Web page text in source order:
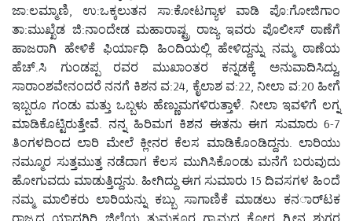
ಜಾ:ಲಮ್ಮಾಣಿ, ಉ:ಒಕ್ಕಲುತನ ಸಾ:ಕೋಟಗ್ಯಾಳ ವಾಡಿ ಪೊ:ಗೋಜಿಗಾಂ
ತಾ:ಮುಖ್ಖೆಡ ಜಿ:ನಾಂದೇಡ ಮಹಾರಾಷ್ಟ್ರ ರಾಜ್ಯ ಇವರು ಪೊಲೀಸ್ ಠಾಣೆಗೆ
ಹಾಜರಾಗಿ ಹೇಳಿಕೆ ಫಿರ್ಯಾಧಿ ಹಿಂದಿಯಲ್ಲಿ ಹೇಳಿದ್ದನ್ನು ನಮ್ಮ ಠಾಣೆಯ
ಹೆಚ್.ಸಿ ಗುಂಡಪ್ಪ ರವರ ಮುಖಾಂತರ ಕನ್ನಡಕ್ಕೆ ಅನುವಾದಿಸಿದ್ದು,
ಸಾರಾಂಶವೇನಂದರೆ ನನಗೆ ಕಿಶನ ವ:24, ಕೈಲಾಶ ವ:22, ನೀಲಾ ವ:20 ಹೀಗೆ
ಇಬ್ಬರೂ ಗಂಡು ಮತ್ತು ಒಬ್ಬಳು ಹೆಣ್ಣುಮಗಳಿರುತ್ತಾಳೆ. ನೀಲಾ ಇವಳಿಗೆ ಲಗ್ನ
ಮಾಡಿಕೊಟ್ಟಿರುತ್ತೇವೆ. ನನ್ನ ಹಿರಿಮಗ ಕಿಶನ ಈತನು ಈಗ ಸುಮಾರು 6-7
ತಿಂಗಳದಿಂದ ಲಾರಿ ಮೇಲೆ ಕ್ಲೀನರ ಕೆಲಸ ಮಾಡಿಕೊಂಡಿದ್ದನು. ಲಾರಿಯು
ನಮ್ಮೂರ ಸುತ್ತಮುತ್ತ ನಡೆದಾಗ ಕೆಲಸ ಮುಗಿಸಿಕೊಂಡು ಮನೆಗೆ ಬರುವುದು
ಹೋಗುವದು ಮಾಡುತ್ತಿದ್ದನು. ಹೀಗಿದ್ದು ಈಗ ಸುಮಾರು 15 ದಿವಸಗಳ ಹಿಂದೆ
ನಮ್ಮ ಮಾಲಿಕರು ಲಾರಿಯನ್ನು ಕಬ್ಬು ಸಾಗಾಣಿಕೆ ಮಾಡಲು ಕನರ್ಾಟಕ
ರಾಜ್ಯದ ಯಾದಗಿರಿ ಜಿಲ್ಲೆಯ ತುಮಕೂರ ಗ್ರಾಮದ ಕೋರ ಗ್ರೀನ ಶುಗರ